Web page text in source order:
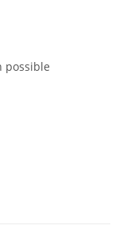
possible